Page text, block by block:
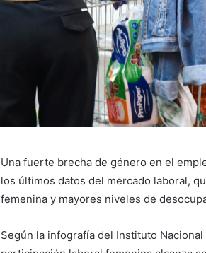
Una fuerte brecha de género en el
los últimos datos del mercado laboral,
femenina y mayores niveles de
Según la infografía del Instituto